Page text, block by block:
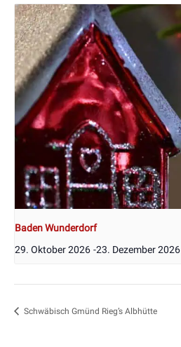
Baden Wunderdorf
29. Oktober 2026 -23. Dezember 2026
Schwäbisch Gmünd Rieg’s Albhütte